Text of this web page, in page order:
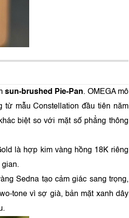
sun-brushed Pie-Pan. OMEGA mô
từ mẫu Constellation đầu tiên năm
biệt so với mặt số phẳng thông
là hợp kim vàng hồng 18K riêng
gian.
Sedna tạo cảm giác sang trọng,
tone vì sợ già, bản mặt xanh dây